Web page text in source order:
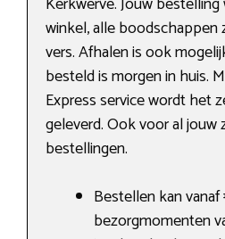
winkel, alle boodschappen
vers. Afhalen is ook
besteld is morgen in huis.
Express service wordt het
geleverd. Ook voor al jouw
bestellingen.
Bestellen kan
bezorgmomenten